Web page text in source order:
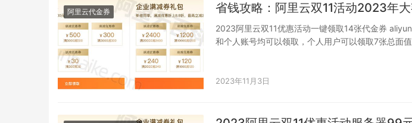
阿里云代金券 省钱攻略：阿里云双11活动2023年大
2023阿里云双11优惠活动一键领取14张代金券
和个人账号均可以领取，个人用户可以领取7张总面
2023年11月3日